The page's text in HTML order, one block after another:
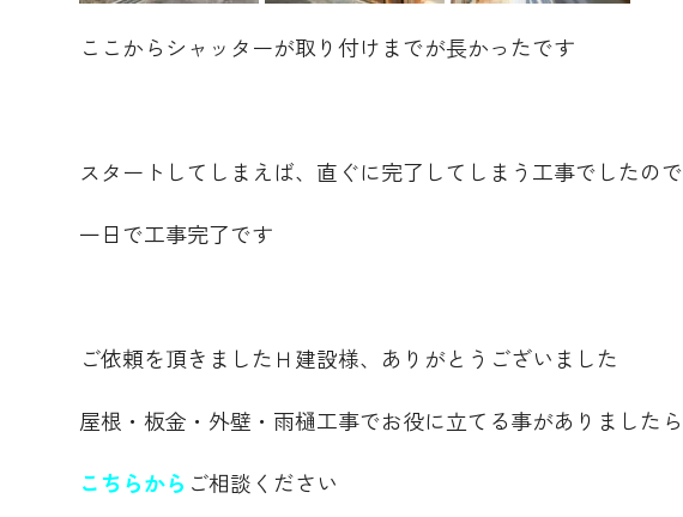
ここからシャッターが取り付けまでが長かったです
スタートしてしまえば、直ぐに完了してしまう工事でしたので
一日で工事完了です
ご依頼を頂きましたＨ建設様、ありがとうございました
屋根・板金・外壁・雨樋工事でお役に立てる事がありましたら
こちらから ご相談ください